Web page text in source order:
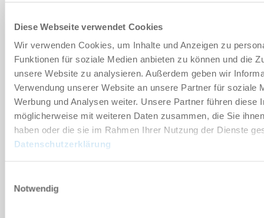
Diese Webseite verwendet Cookies
Wir verwenden Cookies, um Inhalte und Anzeigen zu
Funktionen für soziale Medien anbieten zu können und die
unsere Website zu analysieren. Außerdem geben wir
Verwendung unserer Website an unsere Partner für soziale
Werbung und Analysen weiter. Unsere Partner führen diese
möglicherweise mit weiteren Daten zusammen, die Sie
haben oder die sie im Rahmen Ihrer Nutzung der Dienste
Datenschutzerklärung
Notwendig
개별화
장점 세부 정보
클린룸 적합성 인증서
다운로드